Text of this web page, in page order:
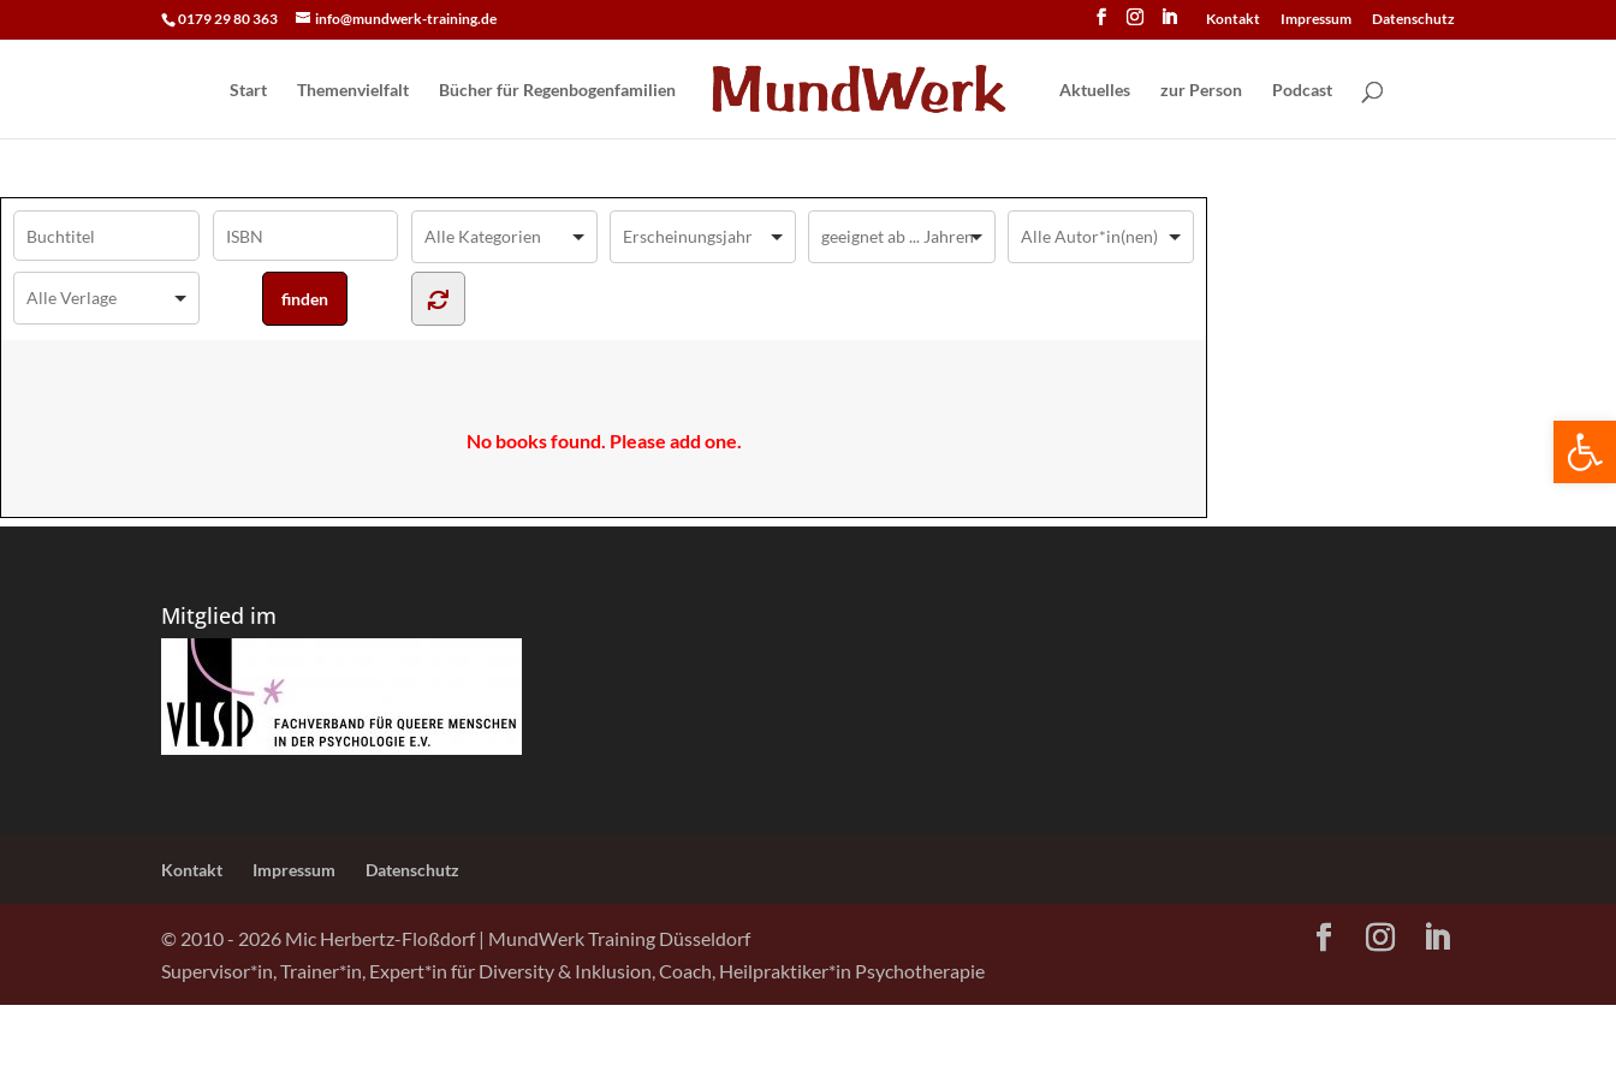
0179 29 80 363 info@mundwerk-training.de Kontakt Impressum Datenschutz
Start Themenvielfalt Bücher für Regen­bogen­familien Aktuelles zur Person Podcast
No books found. Please add one.
Mitglied im
Kontakt Impressum Datenschutz
© 2010 - 2026 Mic Herbertz-Floßdorf | MundWerk Training Düsseldorf
Supervisor*in, Trainer*in, Expert*in für Diversity & Inklusion, Coach, Heilpraktiker*in Psychotherapie